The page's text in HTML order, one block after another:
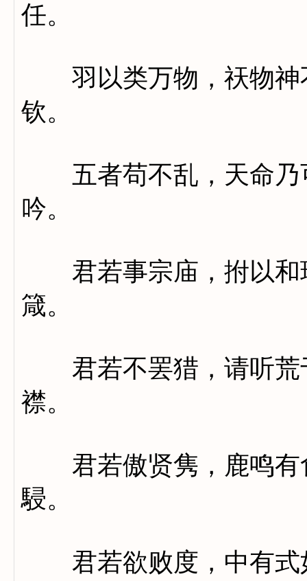
任。
羽以类万物，祆物神
钦。
五者苟不乱，天命乃
吟。
君若事宗庙，拊以和
箴。
君若不罢猎，请听荒
襟。
君若傲贤隽，鹿鸣有
駸。
君若欲败度，中有式